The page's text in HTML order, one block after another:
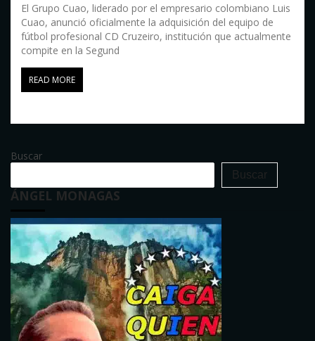
El Grupo Cuao, liderado por el empresario colombiano Luis
Cuao, anunció oficialmente la adquisición del equipo de
fútbol profesional CD Cruzeiro, institución que actualmente
compite en la Segund
READ MORE
Buscar
Buscar
ÁNGEL MONAGAS